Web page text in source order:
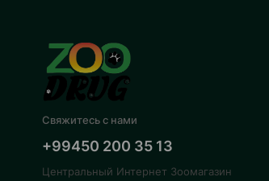
Свяжитесь с нами
+99450 200 35 13
Центральный Интернет Зоомагазин